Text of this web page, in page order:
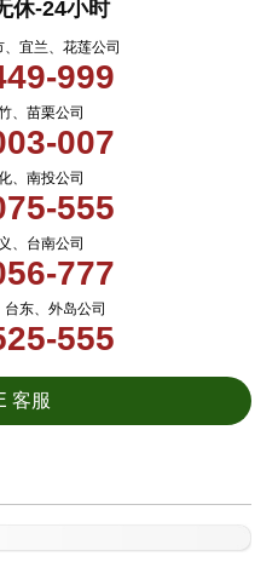
休-24小时
宜兰、花莲公司
999
、苗栗公司
007
、南投公司
555
、台南公司
777
台东、外岛公司
555
客服